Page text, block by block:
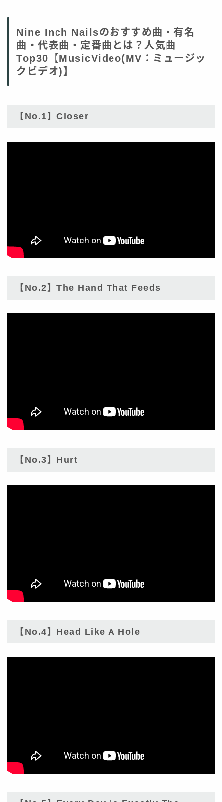
Nine Inch Nailsのおすすめ曲・有名
曲・代表曲・定番曲とは？人気曲
Top30【MusicVideo(MV：ミュージッ
クビデオ)】
【No.1】Closer
【No.2】The Hand That Feeds
【No.3】Hurt
【No.4】Head Like A Hole